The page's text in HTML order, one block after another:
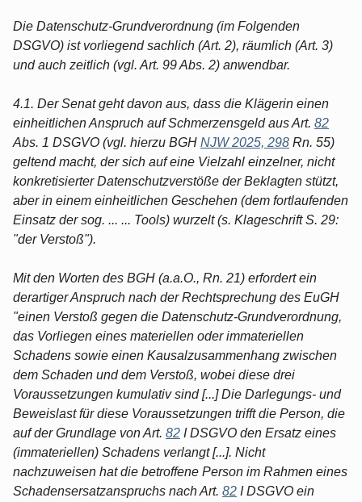
Die Datenschutz-Grundverordnung (im Folgenden
DSGVO) ist vorliegend sachlich (Art. 2), räumlich (Art. 3)
und auch zeitlich (vgl. Art. 99 Abs. 2) anwendbar.
4.1. Der Senat geht davon aus, dass die Klägerin einen
einheitlichen Anspruch auf Schmerzensgeld aus Art. 82
Abs. 1 DSGVO (vgl. hierzu BGH NJW 2025, 298 Rn. 55)
geltend macht, der sich auf eine Vielzahl einzelner, nicht
konkretisierter Datenschutzverstöße der Beklagten stützt,
aber in einem einheitlichen Geschehen (dem fortlaufenden
Einsatz der sog. ... ... Tools) wurzelt (s. Klageschrift S. 29:
"der Verstoß").
Mit den Worten des BGH (a.a.O., Rn. 21) erfordert ein
derartiger Anspruch nach der Rechtsprechung des EuGH
"einen Verstoß gegen die Datenschutz-Grundverordnung,
das Vorliegen eines materiellen oder immateriellen
Schadens sowie einen Kausalzusammenhang zwischen
dem Schaden und dem Verstoß, wobei diese drei
Voraussetzungen kumulativ sind [...] Die Darlegungs- und
Beweislast für diese Voraussetzungen trifft die Person, die
auf der Grundlage von Art. 82 I DSGVO den Ersatz eines
(immateriellen) Schadens verlangt [...]. Nicht
nachzuweisen hat die betroffene Person im Rahmen eines
Schadensersatzanspruchs nach Art. 82 I DSGVO ein